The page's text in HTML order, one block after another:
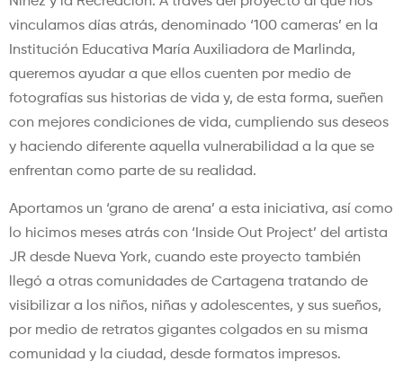
vinculamos días atrás, denominado ‘100 cameras’ en la
Institución Educativa María Auxiliadora de Marlinda,
queremos ayudar a que ellos cuenten por medio de
fotografías sus historias de vida y, de esta forma, sueñen
con mejores condiciones de vida, cumpliendo sus deseos
y haciendo diferente aquella vulnerabilidad a la que se
enfrentan como parte de su realidad.
Aportamos un ‘grano de arena’ a esta iniciativa, así como
lo hicimos meses atrás con ‘Inside Out Project’ del artista
JR desde Nueva York, cuando este proyecto también
llegó a otras comunidades de Cartagena tratando de
visibilizar a los niños, niñas y adolescentes, y sus sueños,
por medio de retratos gigantes colgados en su misma
comunidad y la ciudad, desde formatos impresos.